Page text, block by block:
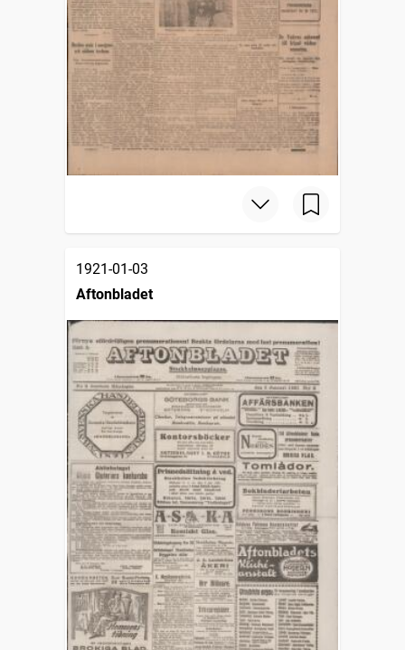
1921-01-03
Aftonbladet